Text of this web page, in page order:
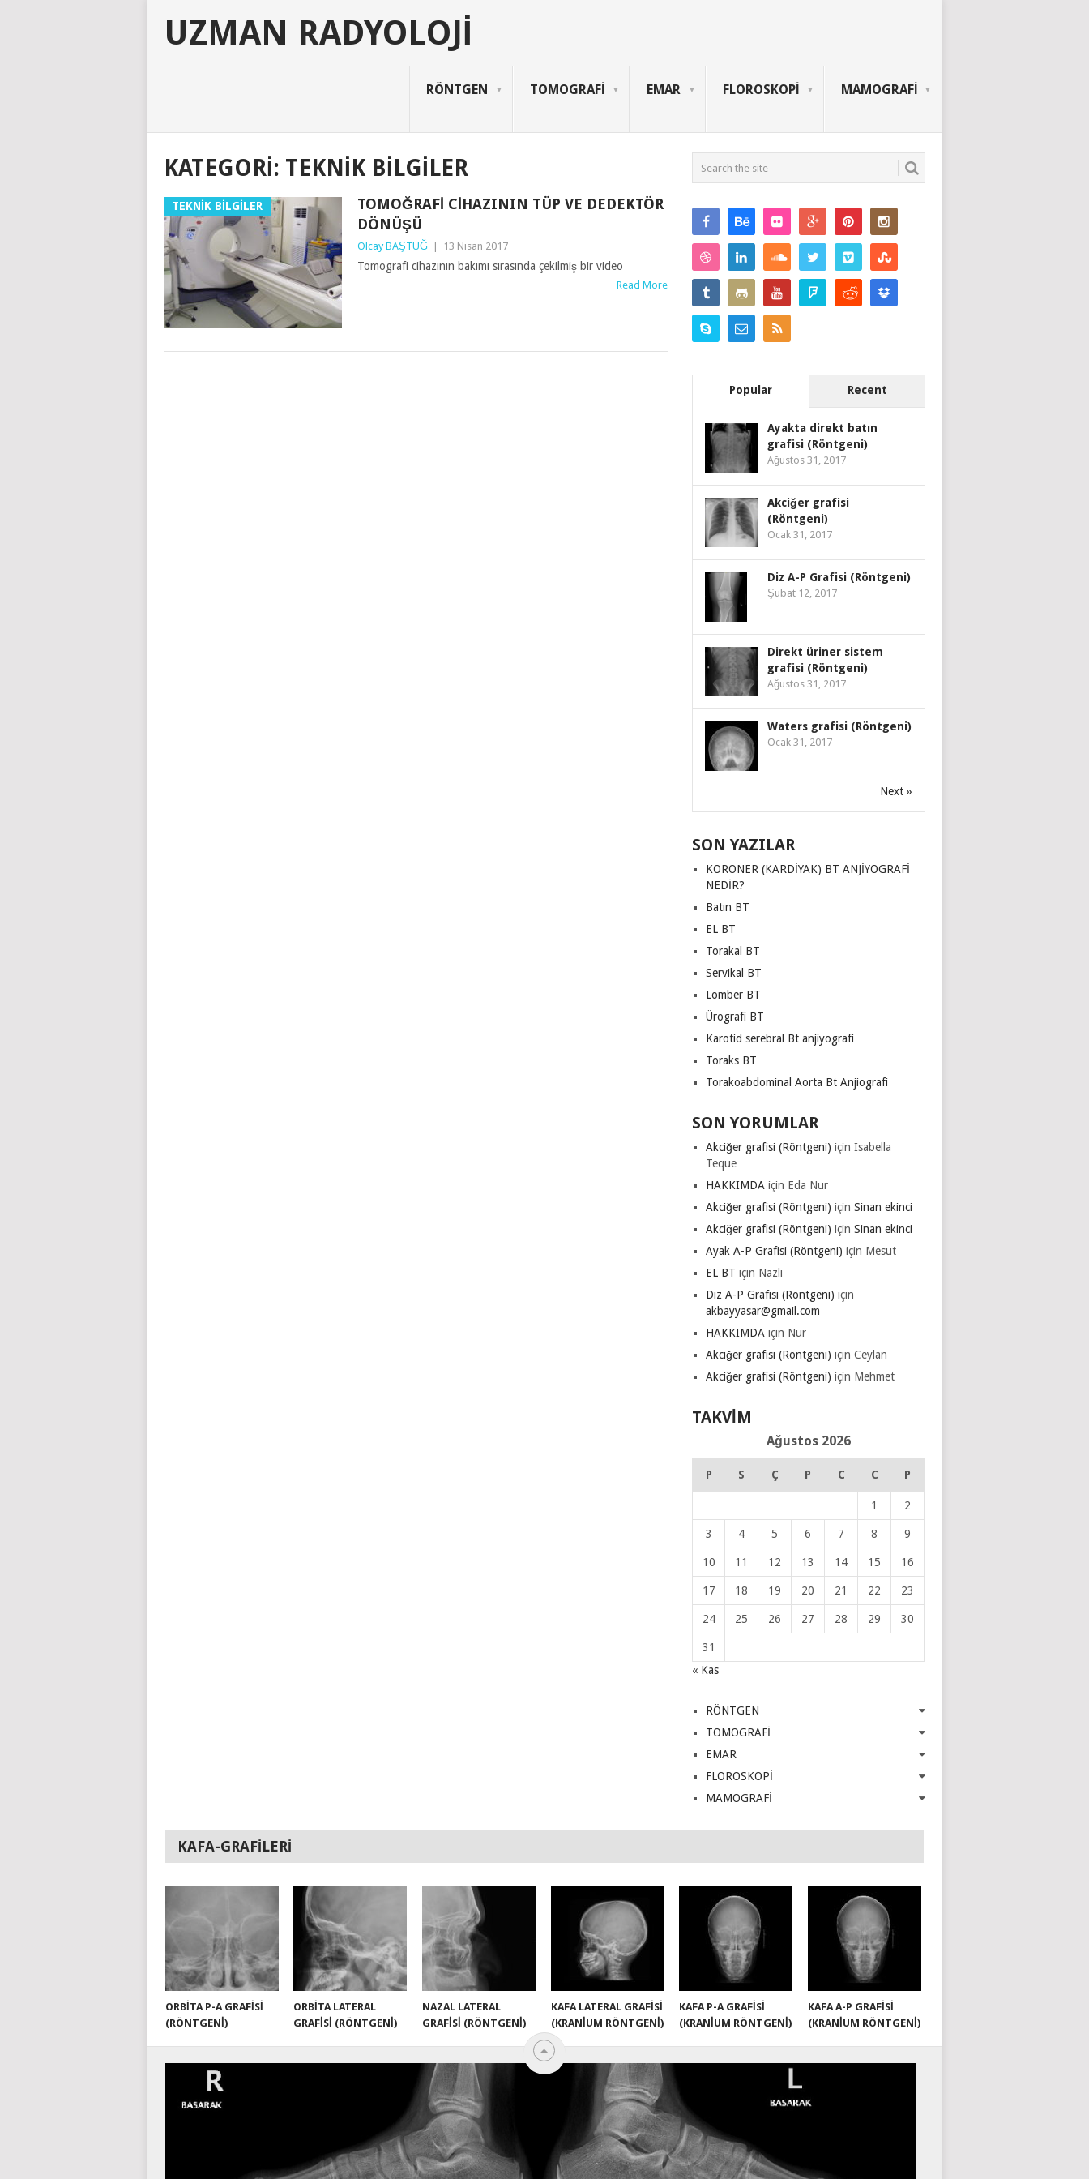
UZMAN RADYOLOJI
RÖNTGEN TOMOGRAFİ EMAR FLOROSKOPİ MAMOGRAFİ
KATEGORI: TEKNİK BİLGİLER
TEKNİK BİLGİLER
TOMOĞRAFI CIHAZININ TÜP VE DEDEKTÖR
DÖNÜŞÜ
Olcay BAŞTUĞ 13 Nisan 2017
Tomografi cihazının bakımı sırasında çekilmiş bir video
Read More
Popular Recent
Ayakta direkt batın
grafisi (Röntgeni)
Ağustos 31, 2017
Akciğer grafisi
(Röntgeni)
Ocak 31, 2017
Diz A-P Grafisi (Röntgeni)
Şubat 12, 2017
Direkt üriner sistem
grafisi (Röntgeni)
Ağustos 31, 2017
Waters grafisi (Röntgeni)
Ocak 31, 2017
Next »
SON YAZILAR
KORONER (KARDİYAK) BT ANJİYOGRAFİ
NEDİR?
Batın BT
EL BT
Torakal BT
Servikal BT
Lomber BT
Ürografi BT
Karotid serebral Bt anjiyografi
Toraks BT
Torakoabdominal Aorta Bt Anjiografi
SON YORUMLAR
Akciğer grafisi (Röntgeni) içinIsabella
Teque
HAKKIMDA için Eda Nur
Akciğer grafisi (Röntgeni) içinSinan ekinci
Akciğer grafisi (Röntgeni) içinSinan ekinci
Ayak A-P Grafisi (Röntgeni) için Mesut
EL BT için Nazlı
Diz A-P Grafisi (Röntgeni) için
akbayyasar@gmail.com
HAKKIMDA için Nur
Akciğer grafisi (Röntgeni) içinCeylan
Akciğer grafisi (Röntgeni) için Mehmet
TAKVIM
Ağustos 2026
P S Ç P C C P
1 2
3 4 5 6 7 8 9
10 11 12 13 14 15 16
17 18 19 20 21 22 23
24 25 26 27 28 29 30
31
« Kas
RÖNTGEN
TOMOGRAFİ
EMAR
FLOROSKOPİ
MAMOGRAFİ
KAFA-GRAFILERI
ORBITA P-A GRAFISI
(RÖNTGENI)
ORBITA LATERAL
GRAFISI (RÖNTGENI)
NAZAL LATERAL
GRAFISI (RÖNTGENI)
KAFA LATERAL GRAFISI
(KRANIUM RÖNTGENI)
KAFA P-A GRAFISI
(KRANIUM RÖNTGENI)
KAFA A-P GRAFISI
(KRANIUM RÖNTGENI)